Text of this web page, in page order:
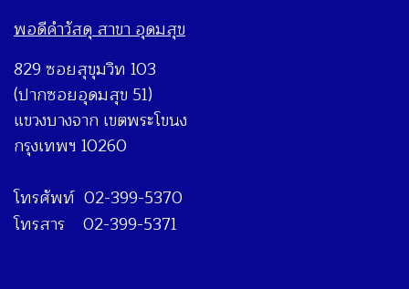
พอดีคำวัสดุ สาขา อุดมสุข
829 ซอยสุขุมวิท 103
(ปากซอยอุดมสุข 51)
แขวงบางจาก เขตพระโขนง
กรุงเทพฯ 10260
โทรศัพท์ 02-399-5370
โทรสาร 02-399-5371